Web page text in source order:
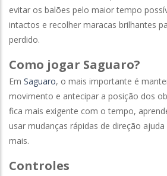
evitar os balões pelo maior tempo
intactos e recolher maracas brilhantes
perdido.
Como jogar Saguaro?
Em Saguaro, o mais importante é
movimento e antecipar a posição dos
fica mais exigente com o tempo,
usar mudanças rápidas de direção
mais.
Controles